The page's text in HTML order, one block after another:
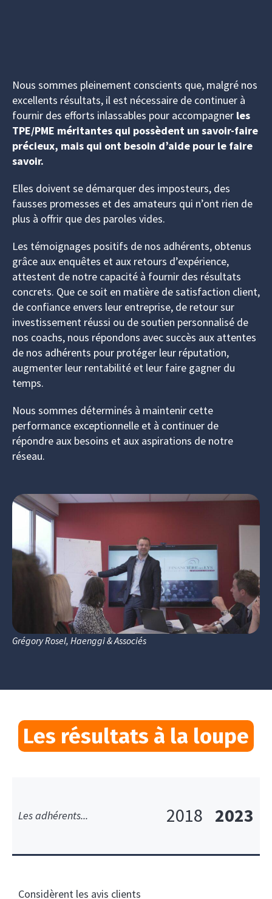
Grégory Rosel, Haenggi & Associés
Nous sommes pleinement conscients que, malgré nos
excellents résultats, il est nécessaire de continuer à
fournir des efforts inlassables pour accompagner les
TPE/PME méritantes qui possèdent un savoir-faire
précieux, mais qui ont besoin d’aide pour le faire
savoir.
Elles doivent se démarquer des imposteurs, des
fausses promesses et des amateurs qui n’ont rien de
plus à offrir que des paroles vides.
Les témoignages positifs de nos adhérents, obtenus
grâce aux enquêtes et aux retours d’expérience,
attestent de notre capacité à fournir des résultats
concrets. Que ce soit en matière de satisfaction client,
de confiance envers leur entreprise, de retour sur
investissement réussi ou de soutien personnalisé de
nos coachs, nous répondons avec succès aux attentes
de nos adhérents pour protéger leur réputation,
augmenter leur rentabilité et leur faire gagner du
temps.
Nous sommes déterminés à maintenir cette
performance exceptionnelle et à continuer de
répondre aux besoins et aux aspirations de notre
réseau.
Les résultats à la loupe
Les adhérents... 2018 2023
Considèrent les avis clients